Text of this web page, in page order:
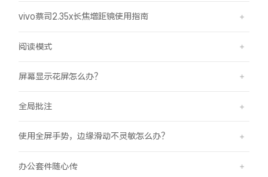
vivo蔡司2.35x长焦增距镜使用指南
阅读模式
屏幕显示花屏怎么办？
全局批注
使用全屏手势，边缘滑动不灵敏怎么办？
办公套件随心传